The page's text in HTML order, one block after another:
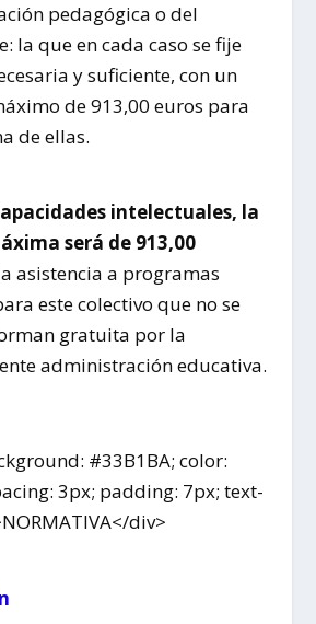
pedagógica o del
la que en cada caso se fije
y suficiente, con un
de 913,00 euros para
de ellas.
intelectuales, la
será de 913,00
asistencia a programas
este colectivo que no se
gratuita por la
administración educativa.
#33B1BA; color:
3px; padding: 7px; text-
div>